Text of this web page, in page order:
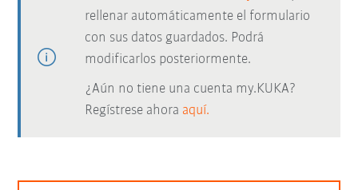
rellenar automáticamente el formulario
con sus datos guardados. Podrá
modificarlos posteriormente.
¿Aún no tiene una cuenta my.KUKA?
Regístrese ahora aquí.